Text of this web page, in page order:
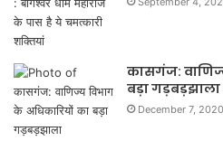
कासगंज:
बड़ा गड़बड़झाला
December 7, 2020